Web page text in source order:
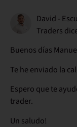
David -
Traders
Buenos días
Te he enviado la
Espero que te
trader.
Un saludo!